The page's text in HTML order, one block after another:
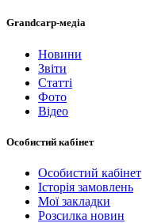
Grandcarp-медіа
Новини
Звіти
Статті
Фото
Відео
Особистий кабінет
Особистий кабінет
Історія замовлень
Мої закладки
Розсилка новин